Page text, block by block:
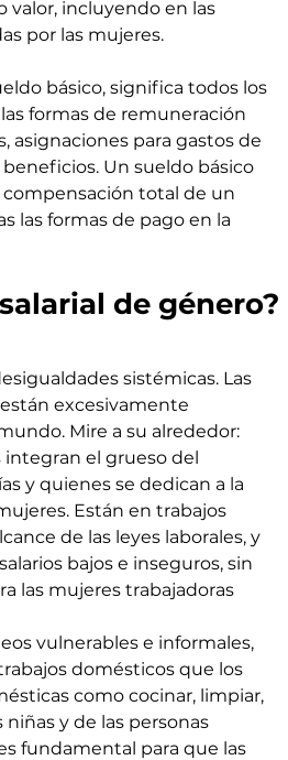
incluyendo en las
por las mujeres.
básico, significa todos los
formas de remuneración
asignaciones para gastos de
Un sueldo básico
total de un
las formas de pago en la
de género?
sistémicas. Las
excesivamente
Mire a su alrededor:
integran el grueso del
y quienes se dedican a la
Están en trabajos
de las leyes laborales, y
bajos e inseguros, sin
las mujeres trabajadoras
vulnerables e informales,
domésticos que los
como cocinar, limpiar,
niñas y de las personas
fundamental para que las